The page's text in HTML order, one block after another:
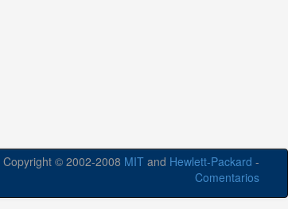
Copyright © 2002-2008 MIT and Hewlett-Packard -
Comentarios